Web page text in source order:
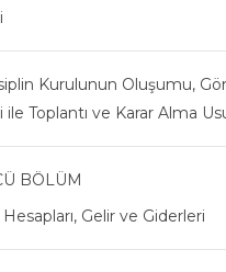
Kurulunun Oluşumu,
ile Toplantı ve Karar Alma
BÖLÜM
Hesapları, Gelir ve Giderleri